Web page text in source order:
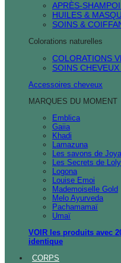
APRÈS-
HUILES &
SOINS &
Colorations naturelles
COLORATIONS
SOINS
Accessoires cheveux
MARQUES DU MOMENT
Emblica
Gaiia
Khadi
Lamazuna
Les savons de Joya
Les Secrets de Loly
Logona
Louise Emoi
Mademoiselle Gold
Melo Ayurveda
Pachamamaï
Umaï
VOIR les produits avec
identique
CORPS